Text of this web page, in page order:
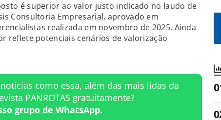
é superior ao valor justo indicado no laudo de
Consultoria Empresarial, aprovado em
realizada em novembro de 2025. Ainda
reflete potenciais cenários de valorização
como essa, além das mais lidas da
PANROTAS gratuitamente?
grupo de WhatsApp.